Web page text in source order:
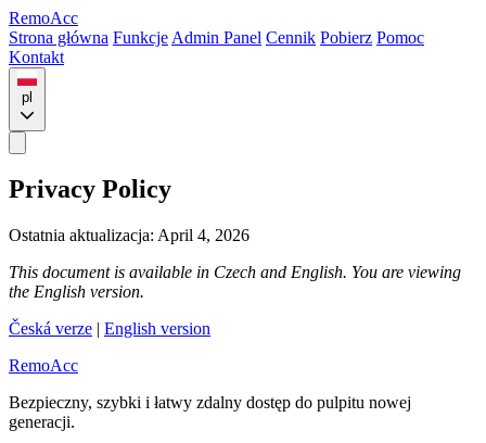
RemoAcc
Strona główna Funkcje Admin Panel Cennik Pobierz Pomoc
Kontakt
pl
Privacy Policy
Ostatnia aktualizacja: April 4, 2026
This document is available in Czech and English. You are viewing
the English version.
Česká verze | English version
RemoAcc
Bezpieczny, szybki i łatwy zdalny dostęp do pulpitu nowej
generacji.